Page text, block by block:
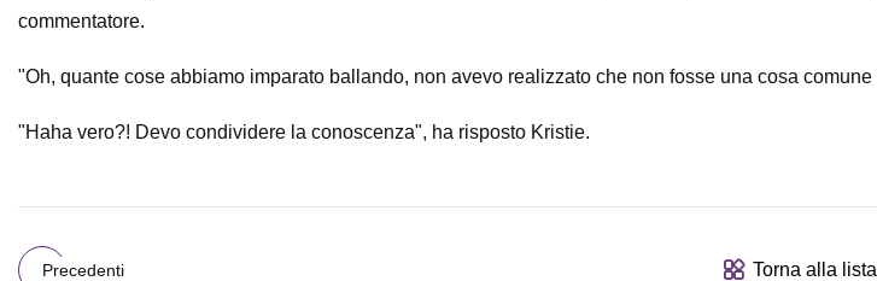
commentatore.
"Oh, quante cose abbiamo imparato ballando, non avevo realizzato che non fosse una cosa
"Haha vero?! Devo condividere la conoscenza", ha risposto Kristie.
Precedenti Torna alla lista